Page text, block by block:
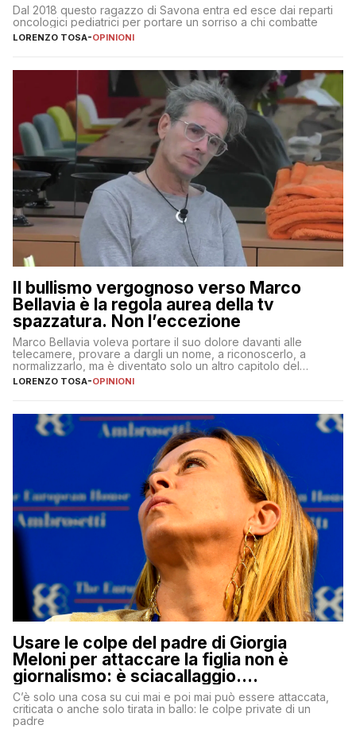
Dal 2018 questo ragazzo di Savona entra ed esce dai reparti
oncologici pediatrici per portare un sorriso a chi combatte
LORENZO TOSA-OPINIONI
Il bullismo vergognoso verso Marco
Bellavia è la regola aurea della tv
spazzatura. Non l’eccezione
Marco Bellavia voleva portare il suo dolore davanti alle
telecamere, provare a dargli un nome, a riconoscerlo, a
normalizzarlo, ma è diventato solo un altro capitolo del
copione
LORENZO TOSA-OPINIONI
Usare le colpe del padre di Giorgia
Meloni per attaccare la figlia non è
giornalismo: è sciacallaggio.
Dimostriamo di essere diversi
C’è solo una cosa su cui mai e poi mai può essere attaccata,
criticata o anche solo tirata in ballo: le colpe private di un
padre